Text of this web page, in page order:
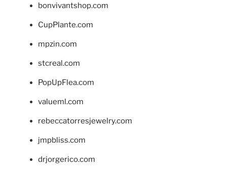
bonvivantshop.com
CupPlante.com
mpzin.com
stcreal.com
PopUpFlea.com
valueml.com
rebeccatorresjewelry.com
jmpbliss.com
drjorgerico.com